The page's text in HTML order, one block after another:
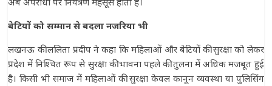
बेटियों को सम्मान से बदला नजरिया भी
लखनऊ की ललिता प्रदीप ने कहा कि महिलाओं और बेटियों की सुरक्षा को लेकर
प्रदेश में निश्चित रूप से सुरक्षा की भावना पहले की तुलना में अधिक मजबूत हुई
है। किसी भी समाज में महिलाओं की सुरक्षा केवल कानून व्यवस्था या पुलिसिंग